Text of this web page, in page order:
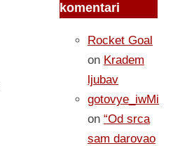
komentari
Rocket Goal
on Kradem
ljubav
gotovye_iwMi
on “Od srca
sam darovao